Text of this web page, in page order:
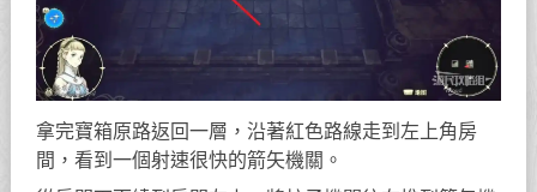
拿完寶箱原路返回一層，沿著紅色路線走到左上角房
間，看到一個射速很快的箭矢機關。